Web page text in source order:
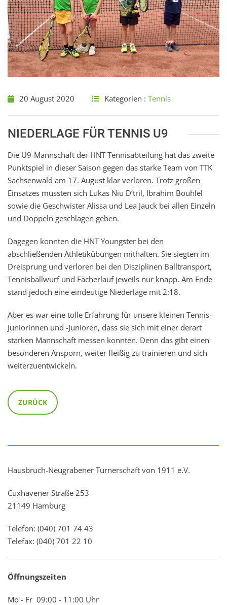
20 August 2020 Kategorien : Tennis
NIEDERLAGE FÜR TENNIS U9
Die U9-Mannschaft der HNT Tennisabteilung hat das zweite
Punktspiel in dieser Saison gegen das starke Team von TTK
Sachsenwald am 17. August klar verloren. Trotz großen
Einsatzes mussten sich Lukas Niu D’tril, Ibrahim Bouhlel
sowie die Geschwister Alissa und Lea Jauck bei allen Einzeln
und Doppeln geschlagen geben.
Dagegen konnten die HNT Youngster bei den
abschließenden Athletikübungen mithalten. Sie siegten im
Dreisprung und verloren bei den Disziplinen Balltransport,
Tennisballwurf und Fächerlauf jeweils nur knapp. Am Ende
stand jedoch eine eindeutige Niederlage mit 2:18.
Aber es war eine tolle Erfahrung für unsere kleinen Tennis-
Juniorinnen und -Junioren, dass sie sich mit einer derart
starken Mannschaft messen konnten. Denn das gibt einen
besonderen Ansporn, weiter fleißig zu trainieren und sich
weiterzuentwickeln.
ZURÜCK
Hausbruch-Neugrabener Turnerschaft von 1911 e.V.
Cuxhavener Straße 253
21149 Hamburg
Telefon: (040) 701 74 43
Telefax: (040) 701 22 10
Öffnungszeiten
Mo - Fr 09:00 - 11:00 Uhr